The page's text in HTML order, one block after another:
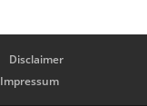
Disclaimer
Impressum